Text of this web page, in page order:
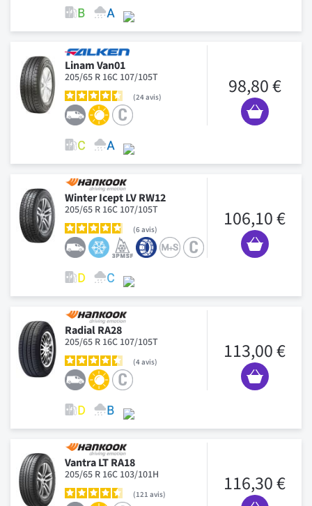
Linam Van01
205/65 R 16C 107/105T
24avis 98,80 €
Winter Icept LV RW12
205/65 R 16C 107/105T
6avis 106,10 €
Radial RA28
205/65 R 16C 107/105T
4avis 113,00 €
Vantra LT RA18
205/65 R 16C 103/101H
121 avis 116,30 €